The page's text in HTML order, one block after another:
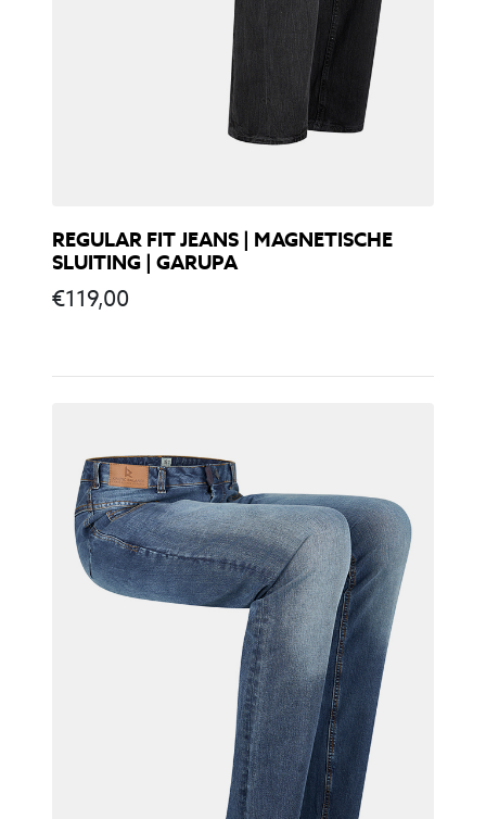
REGULAR FIT JEANS | MAGNETISCHE
SLUITING | GARUPA
€119,00